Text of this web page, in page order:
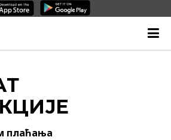
плаћања